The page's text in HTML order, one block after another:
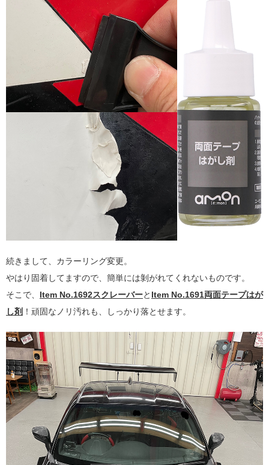
続きまして、カラーリング変更。
やはり固着してますので、簡単には剝がれてくれないものです。
そこで、 Item No.1692スクレーバーと Item No.1691両面テープはが
し剤 ！頑固なノリ汚れも、しっかり落とせます。